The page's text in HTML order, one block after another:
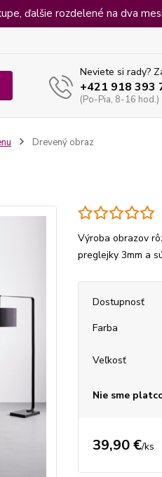
ďalšie rozdelené na dva
Neviete si rady?
+421 918 393
(Po-Pia, 8-16 hod.)
Drevený obraz
Výroba obrazov
preglejky 3mm a
Dostupnosť
Farba
Veľkosť
Nie sme
39,90 €/ks